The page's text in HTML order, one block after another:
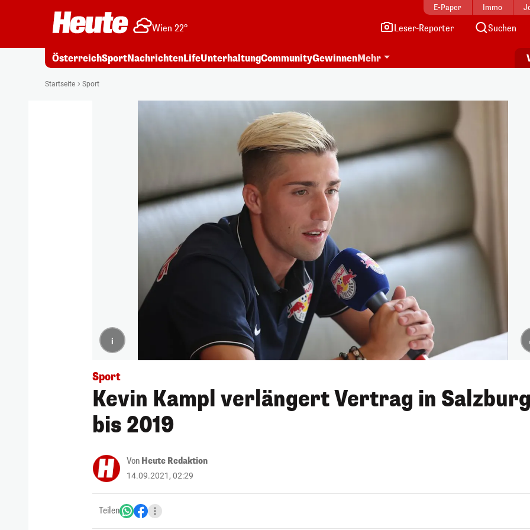
E-Paper Immo
Wien 22° Leser-Reporter Suchen
ÖsterreichSportNachrichtenLifeUnterhaltungCommunityGewinnenMehr
Startseite Sport
i
Sport
Kevin Kampl verlängert Vertrag in
bis 2019
Von Heute Redaktion
14.09.2021, 02:29
Teilen